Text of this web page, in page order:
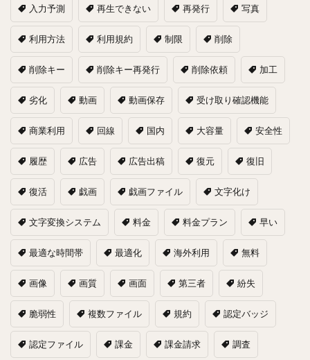
入力予測 再生できない 再発行 写真
利用方法 利用規約 制限 削除
削除キー 削除キー再発行 削除依頼 加工
劣化 動画 動画保存 受け取り確認機能
商業利用 回線 国内 大容量 安全性
履歴 広告 広告出稿 復元 復旧
復活 戯画 戯画ファイル 文字化け
文字変換システム 料金 料金プラン 早い
最適な時間帯 最適化 海外利用 無料
画像 画質 画面 第三者 紛失
脆弱性 複数ファイル 規約 認定バッジ
認定ファイル 課金 課金請求 調査